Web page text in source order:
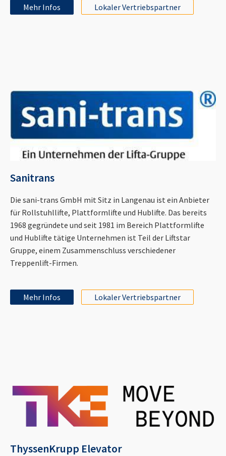
Mehr Infos Lokaler Vertriebspartner
Sanitrans
Die sani-trans GmbH mit Sitz in Langenau ist ein Anbieter
für Rollstuhllifte, Plattformlifte und Hublifte. Das bereits
1968 gegründete und seit 1981 im Bereich Plattformlifte
und Hublifte tätige Unternehmen ist Teil der Liftstar
Gruppe, einem Zusammenschluss verschiedener
Treppenlift-Firmen.
Mehr Infos Lokaler Vertriebspartner
ThyssenKrupp Elevator